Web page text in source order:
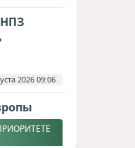
НПЗ
2026 09:06